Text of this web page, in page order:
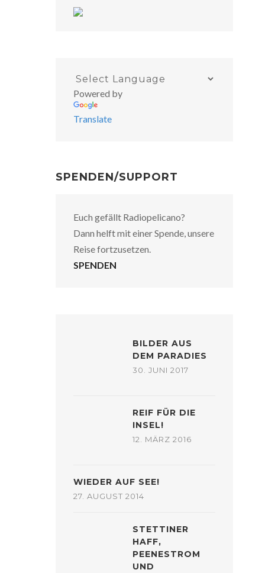
Powered by
Translate
SPENDEN/SUPPORT
Euch gefällt Radiopelicano?
Dann helft mit einer Spende, unsere
Reise fortzusetzen.
SPENDEN
BILDER AUS
DEM PARADIES
30. JUNI 2017
REIF FÜR DIE
INSEL!
12. MÄRZ 2016
WIEDER AUF SEE!
27. AUGUST 2014
STETTINER
HAFF,
PEENESTROM
UND